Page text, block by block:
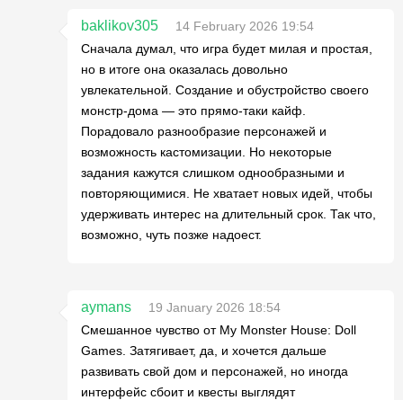
baklikov305
14 February 2026 19:54
Сначала думал, что игра будет милая и простая,
но в итоге она оказалась довольно
увлекательной. Создание и обустройство своего
монстр-дома — это прямо-таки кайф.
Порадовало разнообразие персонажей и
возможность кастомизации. Но некоторые
задания кажутся слишком однообразными и
повторяющимися. Не хватает новых идей, чтобы
удерживать интерес на длительный срок. Так что,
возможно, чуть позже надоест.
aymans
19 January 2026 18:54
Смешанное чувство от My Monster House: Doll
Games. Затягивает, да, и хочется дальше
развивать свой дом и персонажей, но иногда
интерфейс сбоит и квесты выглядят